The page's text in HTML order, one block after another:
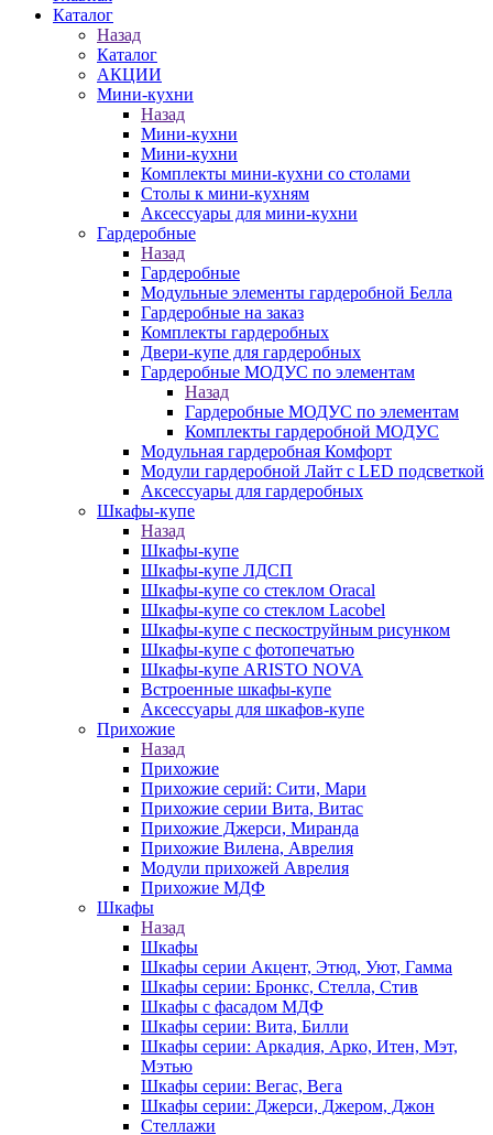
Каталог
Назад
Каталог
АКЦИИ
Мини-кухни
Назад
Мини-кухни
Мини-кухни
Комплекты мини-кухни со столами
Столы к мини-кухням
Аксессуары для мини-кухни
Гардеробные
Назад
Гардеробные
Модульные элементы гардеробной Белла
Гардеробные на заказ
Комплекты гардеробных
Двери-купе для гардеробных
Гардеробные МОДУС по элементам
Назад
Гардеробные МОДУС по элементам
Комплекты гардеробной МОДУС
Модульная гардеробная Комфорт
Модули гардеробной Лайт с LED подсветкой
Аксессуары для гардеробных
Шкафы-купе
Назад
Шкафы-купе
Шкафы-купе ЛДСП
Шкафы-купе со стеклом Oracal
Шкафы-купе со стеклом Lacobel
Шкафы-купе с пескоструйным рисунком
Шкафы-купе с фотопечатью
Шкафы-купе ARISTO NOVA
Встроенные шкафы-купе
Аксессуары для шкафов-купе
Прихожие
Назад
Прихожие
Прихожие серий: Сити, Мари
Прихожие серии Вита, Витас
Прихожие Джерси, Миранда
Прихожие Вилена, Аврелия
Модули прихожей Аврелия
Прихожие МДФ
Шкафы
Назад
Шкафы
Шкафы серии Акцент, Этюд, Уют, Гамма
Шкафы серии: Бронкс, Стелла, Стив
Шкафы с фасадом МДФ
Шкафы серии: Вита, Билли
Шкафы серии: Аркадия, Арко, Итен, Мэт,
Мэтью
Шкафы серии: Вегас, Вега
Шкафы серии: Джерси, Джером, Джон
Стеллажи